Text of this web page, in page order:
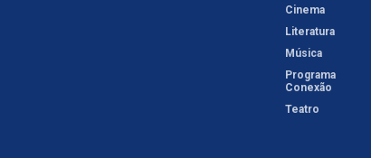
Cinema
Literatura
Música
Programa
Conexão
Teatro